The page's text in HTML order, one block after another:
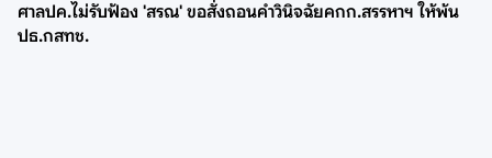
ศาลปค.ไม่รับฟ้อง 'สรณ' ขอสั่งถอนคำวินิจฉัยคกก.สรรหาฯ ให้พ้น
ปธ.กสทช.